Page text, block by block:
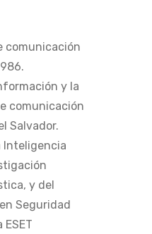
comunicación
y la
comunicación
Salvador.
Inteligencia
y del
Seguridad